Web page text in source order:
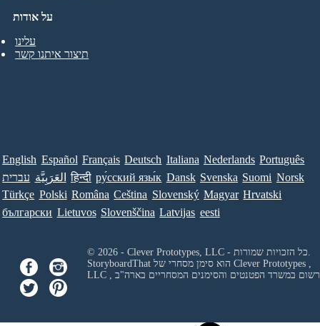
על אודות
עלינו
תיצור איתנו קשר
English Español Français Deutsch Italiana Nederlands Português
עברית العَرَبِيَّة हिन्दी ру́сский язы́к Dansk Svenska Suomi Norsk
Türkçe Polski Româna Ceština Slovenský Magyar Hrvatski
български Lietuvos Slovenščina Latvijas eesti
Clever Prototypes ,
LLC
ורשום במשרד הפטנטים והסימנים המסחריים בארה"ב